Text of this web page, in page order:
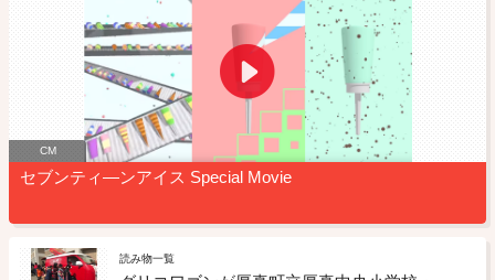
CM
セブンティ―ンアイス Special Movie
読み物一覧